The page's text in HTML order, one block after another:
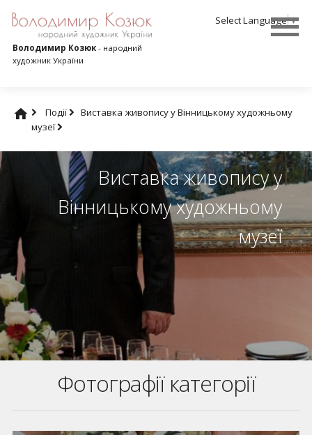
Select Language▼
Володимир Козюк- народний
художник України
Події
Виставка живопису у Вінницькому художньому
музеї
Виставка живопису у
Вінницькому художньому
музеї
Фотографії категорії